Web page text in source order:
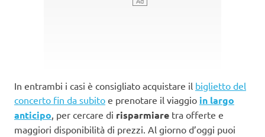
In entrambi i casi è consigliato acquistare il biglietto del
concerto fin da subito e prenotare il viaggio in largo
anticipo, per cercare di risparmiare tra offerte e
maggiori disponibilità di prezzi. Al giorno d’oggi puoi